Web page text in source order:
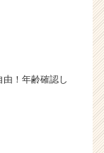
！年齢確認し